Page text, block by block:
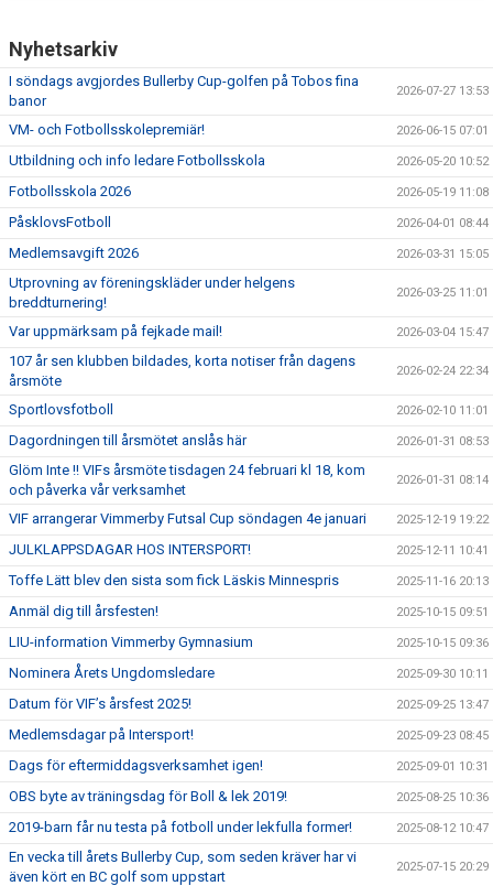
Nyhetsarkiv
I söndags avgjordes Bullerby Cup-golfen på Tobos fina
banor
2026-07-27 13:53
VM- och Fotbollsskolepremiär! 2026-06-15 07:01
Utbildning och info ledare Fotbollsskola 2026-05-20 10:52
Fotbollsskola 2026 2026-05-19 11:08
PåsklovsFotboll 2026-04-01 08:44
Medlemsavgift 2026 2026-03-31 15:05
Utprovning av föreningskläder under helgens
breddturnering!
2026-03-25 11:01
Var uppmärksam på fejkade mail! 2026-03-04 15:47
107 år sen klubben bildades, korta notiser från dagens
årsmöte
2026-02-24 22:34
Sportlovsfotboll 2026-02-10 11:01
Dagordningen till årsmötet anslås här 2026-01-31 08:53
Glöm Inte !! VIFs årsmöte tisdagen 24 februari kl 18, kom
och påverka vår verksamhet
2026-01-31 08:14
VIF arrangerar Vimmerby Futsal Cup söndagen 4e januari 2025-12-19 19:22
JULKLAPPSDAGAR HOS INTERSPORT! 2025-12-11 10:41
Toffe Lätt blev den sista som fick Läskis Minnespris 2025-11-16 20:13
Anmäl dig till årsfesten! 2025-10-15 09:51
LIU-information Vimmerby Gymnasium 2025-10-15 09:36
Nominera Årets Ungdomsledare 2025-09-30 10:11
Datum för VIF’s årsfest 2025! 2025-09-25 13:47
Medlemsdagar på Intersport! 2025-09-23 08:45
Dags för eftermiddagsverksamhet igen! 2025-09-01 10:31
OBS byte av träningsdag för Boll & lek 2019! 2025-08-25 10:36
2019-barn får nu testa på fotboll under lekfulla former! 2025-08-12 10:47
En vecka till årets Bullerby Cup, som seden kräver har vi
även kört en BC golf som uppstart
2025-07-15 20:29